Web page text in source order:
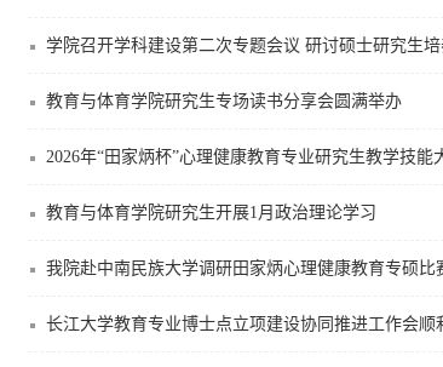
学院召开学科建设第二次专题会议 研讨硕士研究生
教育与体育学院研究生专场读书分享会圆满举办
2026年“田家炳杯”心理健康教育专业研究生教学技能
教育与体育学院研究生开展1月政治理论学习
我院赴中南民族大学调研田家炳心理健康教育专硕比
长江大学教育专业博士点立项建设协同推进工作会顺